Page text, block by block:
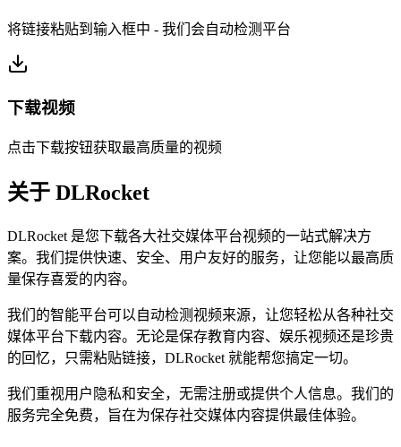
将链接粘贴到输入框中 - 我们会自动检测平台
下载视频
点击下载按钮获取最高质量的视频
关于 DLRocket
DLRocket 是您下载各大社交媒体平台视频的一站式解决方
案。我们提供快速、安全、用户友好的服务，让您能以最高质
量保存喜爱的内容。
我们的智能平台可以自动检测视频来源，让您轻松从各种社交
媒体平台下载内容。无论是保存教育内容、娱乐视频还是珍贵
的回忆，只需粘贴链接，DLRocket 就能帮您搞定一切。
我们重视用户隐私和安全，无需注册或提供个人信息。我们的
服务完全免费，旨在为保存社交媒体内容提供最佳体验。